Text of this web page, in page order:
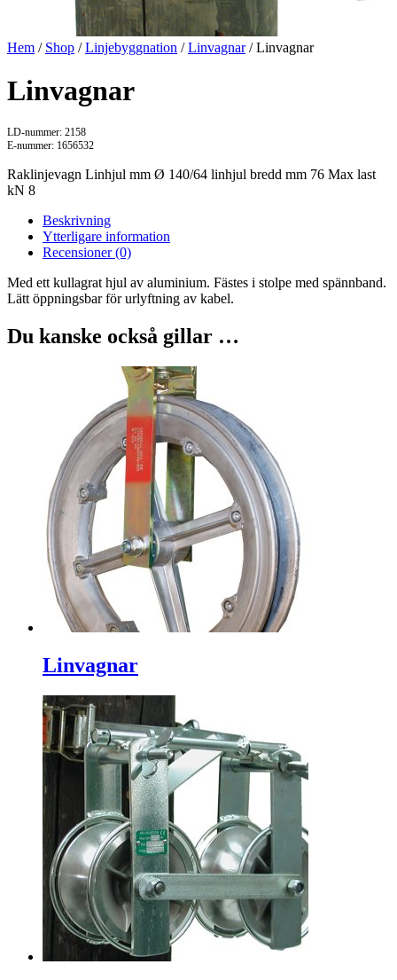
Hem / Shop /Linjebyggnation /Linvagnar/ Linvagnar
Linvagnar
LD-nummer: 2158
E-nummer: 1656532
Raklinjevagn Linhjul mm Ø 140/64 linhjul bredd mm 76 Max last
kN 8
Beskrivning
Ytterligare information
Recensioner (0)
Med ett kullagrat hjul av aluminium. Fästes i stolpe med spännband.
Lätt öppningsbar för urlyftning av kabel.
Du kanske också gillar …
Linvagnar